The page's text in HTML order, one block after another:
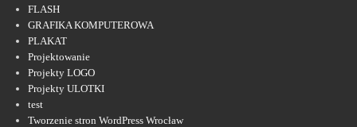
FLASH
GRAFIKA KOMPUTEROWA
PLAKAT
Projektowanie
Projekty LOGO
Projekty ULOTKI
test
Tworzenie stron WordPress Wrocław